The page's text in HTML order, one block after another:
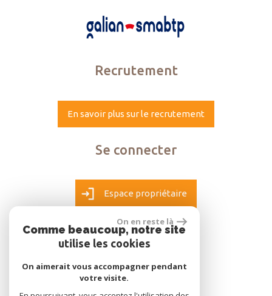
Recrutement
En savoir plus sur le recrutement
Se connecter
Espace propriétaire
réalisé par
On en reste là
Comme beaucoup, notre site
utilise les cookies
On aimerait vous accompagner pendant
votre visite.